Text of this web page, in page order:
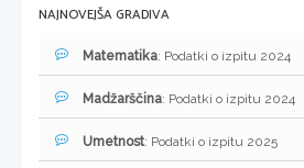
NAJNOVEJŠA GRADIVA
Matematika: Podatki o izpitu 2024
Madžarščina: Podatki o izpitu 2024
Umetnost: Podatki o izpitu 2025